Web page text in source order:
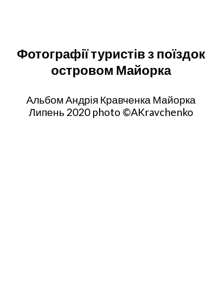
Фотографії туристів з поїздок
островом Майорка
Альбом Андрія Кравченка Майорка
Липень 2020 photo ©️AKravchenko